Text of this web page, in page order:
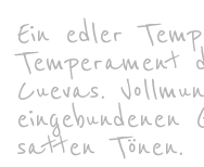
Ein edler
Temperament
Cuevas.
satten Tönen.